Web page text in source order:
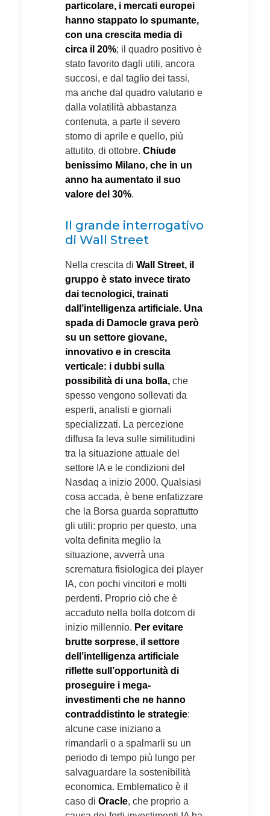
particolare, i mercati europei
hanno stappato lo spumante,
con una crescita media di
circa il 20%; il quadro positivo è
stato favorito dagli utili, ancora
succosi, e dal taglio dei tassi,
ma anche dal quadro valutario e
dalla volatilità abbastanza
contenuta, a parte il severo
storno di aprile e quello, più
attutito, di ottobre. Chiude
benissimo Milano, che in un
anno ha aumentato il suo
valore del 30%.
Il grande interrogativo
di Wall Street
Nella crescita di Wall Street, il
gruppo è stato invece tirato
dai tecnologici, trainati
dall’intelligenza artificiale. Una
spada di Damocle grava però
su un settore giovane,
innovativo e in crescita
verticale: i dubbi sulla
possibilità di una bolla, che
spesso vengono sollevati da
esperti, analisti e giornali
specializzati. La percezione
diffusa fa leva sulle similitudini
tra la situazione attuale del
settore IA e le condizioni del
Nasdaq a inizio 2000. Qualsiasi
cosa accada, è bene enfatizzare
che la Borsa guarda soprattutto
gli utili: proprio per questo, una
volta definita meglio la
situazione, avverrà una
scrematura fisiologica dei player
IA, con pochi vincitori e molti
perdenti. Proprio ciò che è
accaduto nella bolla dotcom di
inizio millennio. Per evitare
brutte sorprese, il settore
dell’intelligenza artificiale
riflette sull’opportunità di
proseguire i mega-
investimenti che ne hanno
contraddistinto le strategie:
alcune case iniziano a
rimandarli o a spalmarli su un
periodo di tempo più lungo per
salvaguardare la sostenibilità
economica. Emblematico è il
caso di Oracle, che proprio a